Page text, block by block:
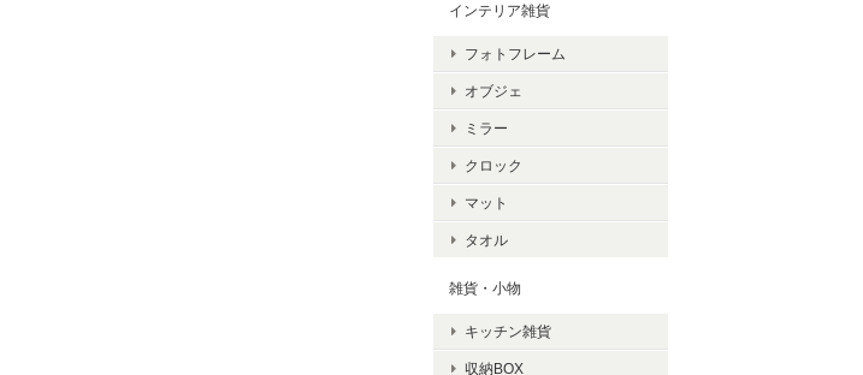
インテリア雑貨
フォトフレーム
オブジェ
ミラー
クロック
マット
タオル
雑貨・小物
キッチン雑貨
収納BOX